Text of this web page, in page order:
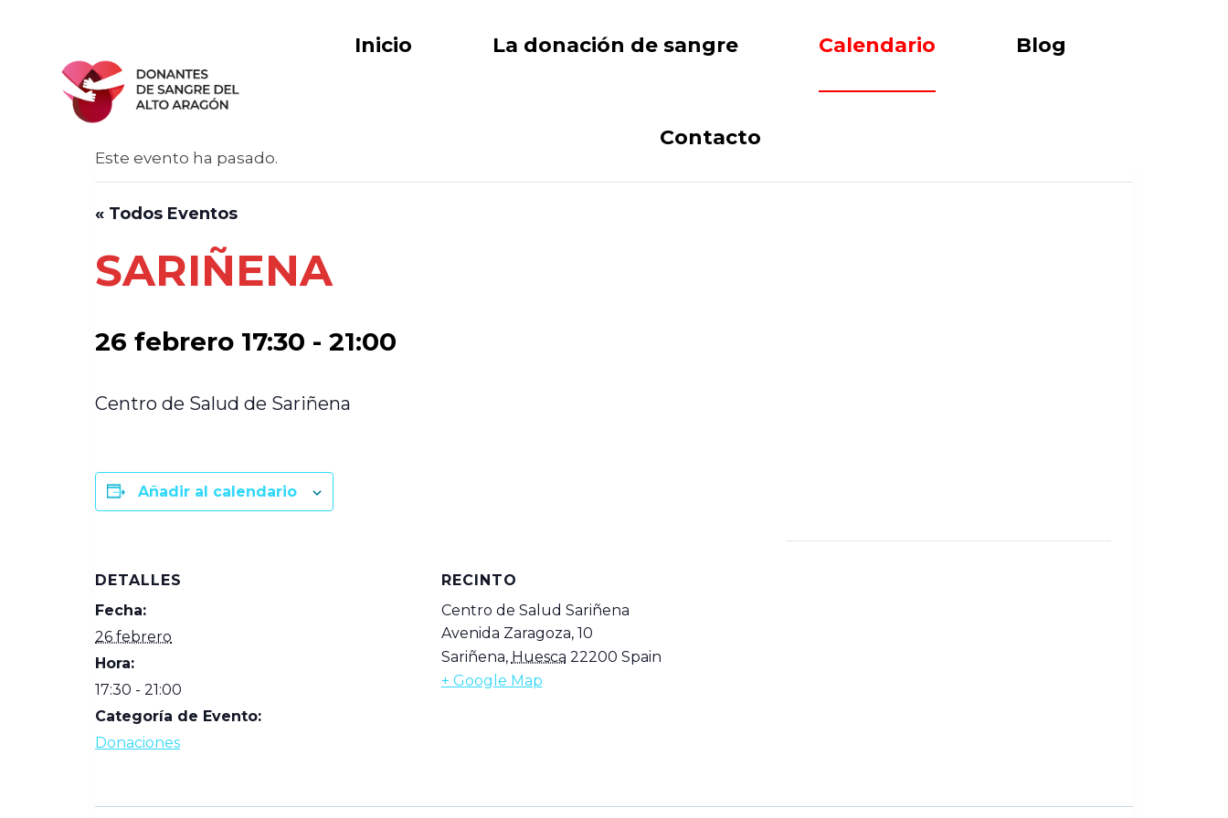
contenido
Inicio La donación de sangre Calendario Blog
Contacto
Este evento ha pasado.
« Todos Eventos
SARIÑENA
26 febrero 17:30 - 21:00
Centro de Salud de Sariñena
Añadir al calendario
DETALLES
Fecha:
26 febrero
Hora:
17:30 - 21:00
Categoría de Evento:
Donaciones
RECINTO
Centro de Salud Sariñena
Avenida Zaragoza, 10
Sariñena, Huesca 22200 Spain
+ Google Map